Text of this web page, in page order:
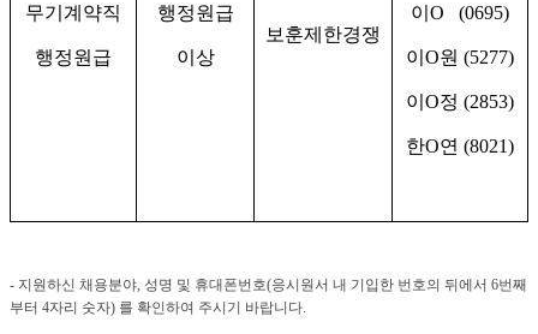
무기계약직
행정원급
행정원급
이상
보훈제한경쟁
이 O (0695)
이 O원 (5277)
이 O정 (2853)
한O연 (8021)
- 지원하신 채용분야, 성명 및 휴대폰번호(응시원서 내 기입한 번호의 뒤에서 6번째
부터 4자리 숫자) 를 확인하여 주시기 바랍니다.